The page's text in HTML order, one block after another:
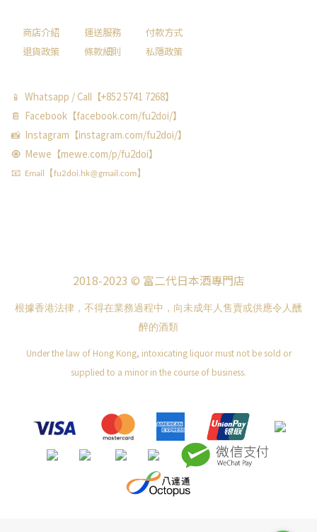
商店介紹 運送服務
付款方式
退貨政策
條款細則 私隱政策
📱 Whatsapp / Call【+852 5741 7268】
📔 Facebook【facebook.com/fu2doi/】
📸 Instagram【instagram.com/fu2doi/】
🧿 Mewe【mewe.com/p/fu2doi】
📧 Email【fu2doi.hk@gmail.com】
2018-2023 © 富二代日本酒專門店
根據香港法律，不得在業務過程中，向未成年人售賣或供應令人醺
醉的酒類
Under the law of Hong Kong, intoxicating liquor must not be sold or
supplied to a minor in the course of business.